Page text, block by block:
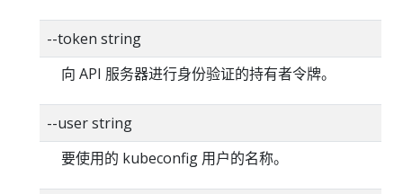
--token string
向 API 服务器进行身份验证的持有者令牌。
--user string
要使用的 kubeconfig 用户的名称。